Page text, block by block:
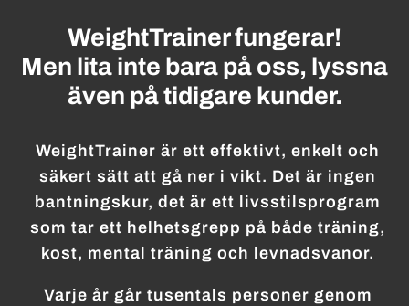
WeightTrainer fungerar!
Men lita inte bara på oss, lyssna
även på tidigare kunder.
WeightTrainer är ett effektivt, enkelt och
säkert sätt att gå ner i vikt. Det är ingen
bantningskur, det är ett livsstilsprogram
som tar ett helhetsgrepp på både träning,
kost, mental träning och levnadsvanor.
Varje år går tusentals personer genom